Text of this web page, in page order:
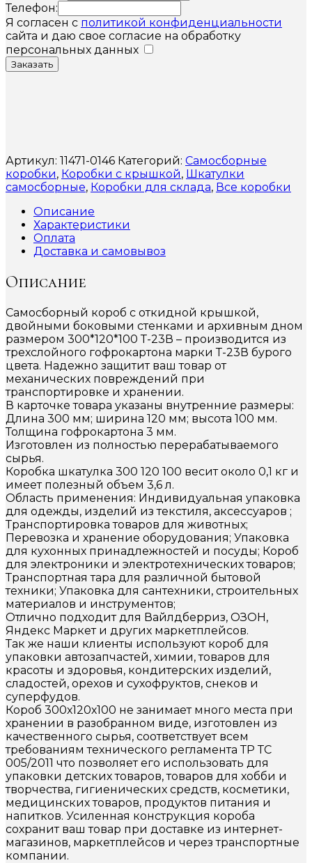
Телефон:
Я согласен с политикой конфиденциальности
сайта и даю свое согласие на обработку
персональных данных
Заказать
Артикул: 11471-0146 Категорий: Самосборные
коробки, Коробки с крышкой, Шкатулки
самосборные, Коробки для склада, Все коробки
Описание
Характеристики
Оплата
Доставка и самовывоз
Описание
Самосборный короб с откидной крышкой,
двойными боковыми стенками и архивным дном
размером 300*120*100 Т-23В – производится из
трехслойного гофрокартона марки Т-23В бурого
цвета. Надежно защитит ваш товар от
механических повреждений при
транспортировке и хранении.
В карточке товара указаны внутренние размеры:
Длина 300 мм; ширина 120 мм; высота 100 мм.
Толщина гофрокартона 3 мм.
Изготовлен из полностью перерабатываемого
сырья.
Коробка шкатулка 300 120 100 весит около 0,1 кг и
имеет полезный объем 3,6 л.
Область применения: Индивидуальная упаковка
для одежды, изделий из текстиля, аксессуаров ;
Транспортировка товаров для животных;
Перевозка и хранение оборудования; Упаковка
для кухонных принадлежностей и посуды; Короб
для электроники и электротехнических товаров;
Транспортная тара для различной бытовой
техники; Упаковка для сантехники, строительных
материалов и инструментов;
Отлично подходит для Вайлдберриз, ОЗОН,
Яндекс Маркет и других маркетплейсов.
Так же наши клиенты используют короб для
упаковки автозапчастей, химии, товаров для
красоты и здоровья, кондитерских изделий,
сладостей, орехов и сухофруктов, снеков и
суперфудов.
Короб 300х120х100 не занимает много места при
хранении в разобранном виде, изготовлен из
качественного сырья, соответствует всем
требованиям технического регламента ТР ТС
005/2011 что позволяет его использовать для
упаковки детских товаров, товаров для хобби и
творчества, гигиенических средств, косметики,
медицинских товаров, продуктов питания и
напитков. Усиленная конструкция короба
сохранит ваш товар при доставке из интернет-
магазинов, маркетплейсов и через транспортные
компании.